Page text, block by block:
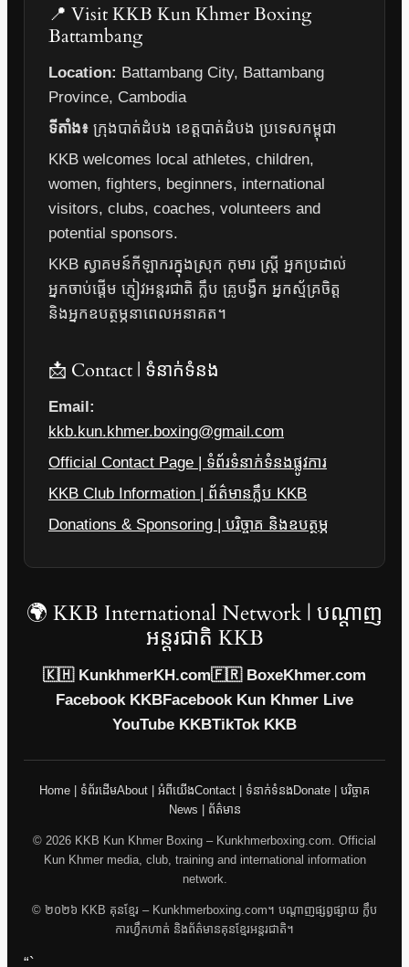
📍 Visit KKB Kun Khmer Boxing
Battambang
Location: Battambang City, Battambang
Province, Cambodia
ទីតាំង៖ ក្រុងបាត់ដំបង ខេត្តបាត់ដំបង ប្រទេសកម្ពុជា
KKB welcomes local athletes, children,
women, fighters, beginners, international
visitors, clubs, coaches, volunteers and
potential sponsors.
KKB ស្វាគមន៍កីឡាករក្នុងស្រុក កុមារ ស្ត្រី អ្នកប្រដាល់
អ្នកចាប់ផ្តើម ភ្ញៀវអន្តរជាតិ ក្លឹប គ្រូបង្វឹក អ្នកស្ម័គ្រចិត្ត
និងអ្នកឧបត្ថម្ភនាពេលអនាគត។
📩 Contact | ទំនាក់ទំនង
Email:
kkb.kun.khmer.boxing@gmail.com
Official Contact Page | ទំព័រទំនាក់ទំនងផ្លូវការ
KKB Club Information | ព័ត៌មានក្លឹប KKB
Donations & Sponsoring | បរិច្ចាគ និងឧបត្ថម្ភ
🌍 KKB International Network | បណ្តាញ
អន្តរជាតិ KKB
🇰🇭 KunkhmerKH.com🇫🇷 BoxeKhmer.com
Facebook KKBFacebook Kun Khmer Live
YouTube KKBTikTok KKB
Home | ទំព័រដើមAbout | អំពីយើងContact | ទំនាក់ទំនង Donate | បរិច្ចាគ
News | ព័ត៌មាន
© 2026 KKB Kun Khmer Boxing – Kunkhmerboxing.com. Official
Kun Khmer media, club, training and international information
network.
© ២០២៦ KKB គុនខ្មែរ – Kunkhmerboxing.com។ បណ្តាញផ្សព្វផ្សាយ ក្លឹប
ការហ្វឹកហាត់ និងព័ត៌មានគុនខ្មែរអន្តរជាតិ។
“`